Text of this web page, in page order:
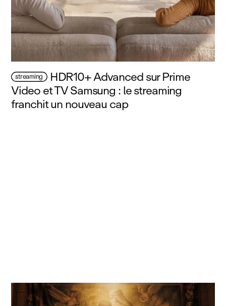
streaming HDR10+ Advanced sur Prime
Video et TV Samsung : le streaming
franchit un nouveau cap